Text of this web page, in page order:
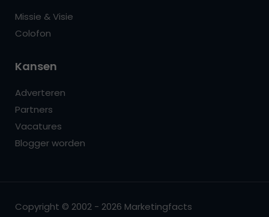
Missie & Visie
Colofon
Kansen
Adverteren
Partners
Vacatures
Blogger worden
Copyright © 2002 - 2026 Marketingfacts